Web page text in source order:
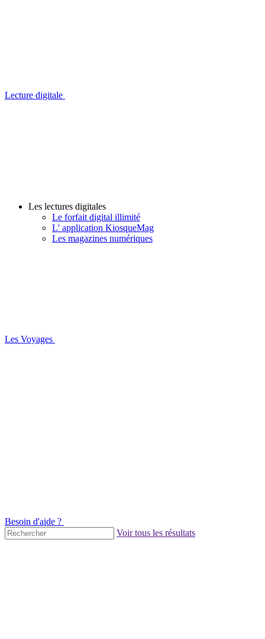
Lecture digitale
Les lectures digitales
Le forfait digital illimité
L' application KiosqueMag
Les magazines numériques
Les Voyages
Besoin d'aide ?
Voir tous les résultats